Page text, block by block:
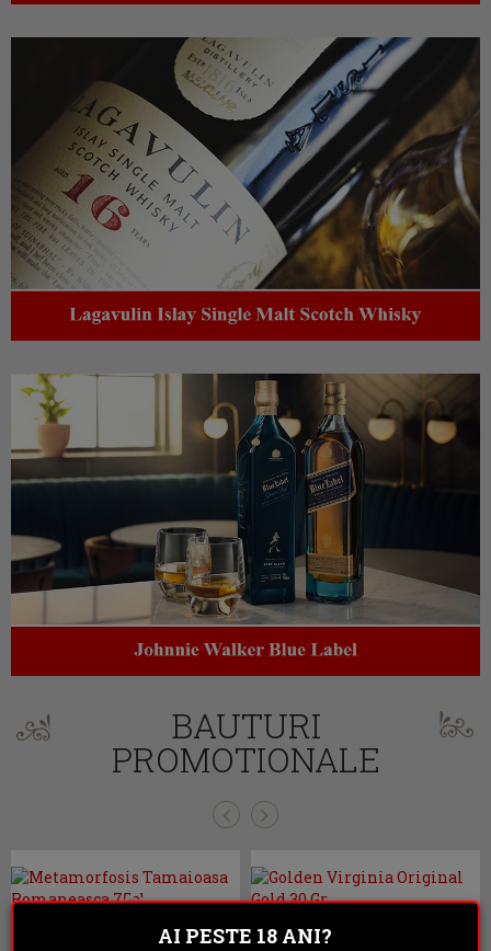
BAUTURI
PROMOTIONALE
PROMO!
Metamorfosis
PROMO!
Golden Virginia
AI PESTE 18 ANI?